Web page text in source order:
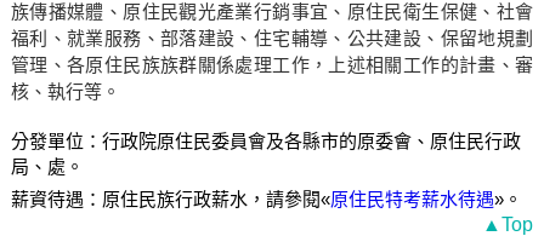
族傳播媒體、原住民觀光產業行銷事宜、原住民衛生保健、社會
福利、就業服務、部落建設、住宅輔導、公共建設、保留地規劃
管理、各原住民族族群關係處理工作，上述相關工作的計畫、審
核、執行等。
分發單位：行政院原住民委員會及各縣市的原委會、原住民行政
局、處。
薪資待遇：原住民族行政薪水，請參閱«原住民特考薪水待遇»。
▲Top